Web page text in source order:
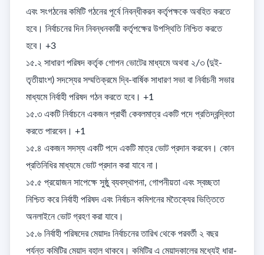
এবং সংগঠনের কমিটি গঠনের পূর্বে নিবন্ধীকরন কর্তৃপক্ষকে অবহিত করতে
হবে। নির্বাচনের দিন নিবন্ধনকারী কর্তৃপক্ষের উপস্থিতি নিশ্চিত করতে
হবে। +3
১৫.২ সাধারণ পরিষদ কর্তৃক গোপন ভোটের মাধ্যমে অথবা ২/৩ (দুই-
তৃতীয়াংশ) সদস্যের সম্মতিক্রমে দ্বি-বার্ষিক সাধারণ সভা বা নির্বাচনী সভার
মাধ্যমে নির্বাহী পরিষদ গঠন করতে হবে। +1
১৫.৩ একটি নির্বাচনে একজন প্রার্থী কেবলমাত্র একটি পদে প্রতিদ্বন্দ্বিতা
করতে পারবেন। +1
১৫.৪ একজন সদস্য একটি পদে একটি মাত্র ভোট প্রদান করবেন। কোন
প্রতিনিধির মাধ্যমে ভোট প্রদান করা যাবে না।
১৫.৫ প্রয়োজন সাপেক্ষে সুষ্ঠু ব্যবস্থাপনা, গোপনীয়তা এবং স্বচ্ছতা
নিশ্চিত করে নির্বাহী পরিষদ এবং নির্বাচন কমিশনের মতৈক্যের ভিত্তিতে
অনলাইনে ভোট গ্রহণ করা যাবে।
১৫.৬ নির্বাহী পরিষদের মেয়াদঃ নির্বাচনের তারিখ থেকে পরবর্তী ২ বছর
পর্যন্ত কমিটির মেয়াদ বহাল থাকবে। কমিটির এ মেয়াদকালের মধ্যেই ধারা-